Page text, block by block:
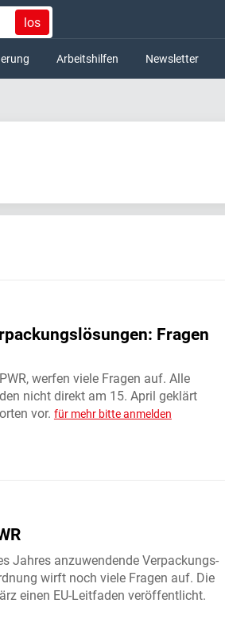
los
Arbeitshilfen Newsletter
Fragen
werfen viele Fragen auf. Alle
nicht direkt am 15. April geklärt
vor. für mehr bitte anmelden
Jahres anzuwendende Verpackungs-
wirft noch viele Fragen auf. Die
einen EU-Leitfaden veröffentlicht.